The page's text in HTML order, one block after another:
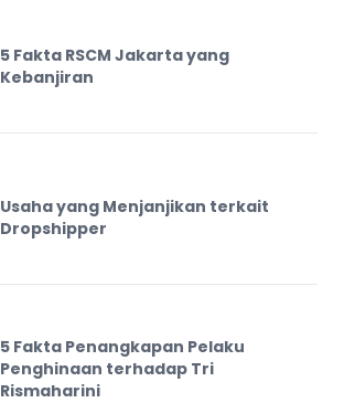
5 Fakta RSCM Jakarta yang
Kebanjiran
Usaha yang Menjanjikan terkait
Dropshipper
5 Fakta Penangkapan Pelaku
Penghinaan terhadap Tri
Rismaharini